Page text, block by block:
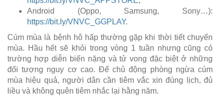
Android (Oppo, Samsung, Sony…):
https://bit.ly/VNVC_GGPLAY.
Cúm mùa là bệnh hô hấp thường gặp khi thời tiết chuyển
mùa. Hầu hết sẽ khỏi trong vòng 1 tuần nhưng cũng có
trường hợp diễn biến nặng và tử vong đặc biệt ở những
đối tượng nguy cơ cao. Để chủ động phòng ngừa cúm
mùa hiệu quả, người dân cần tiêm vắc xin đúng lịch, đủ
liều và không quên tiêm nhắc lại hằng năm.